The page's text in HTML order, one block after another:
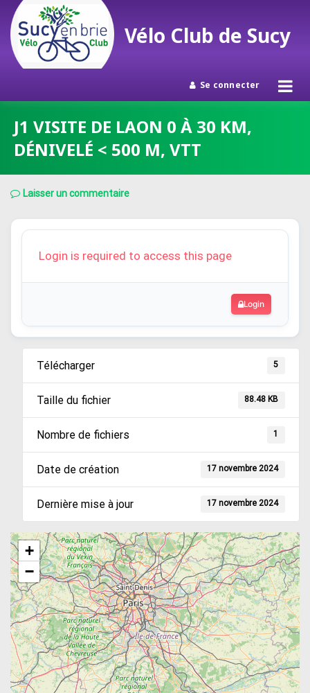
contenu
Vélo Club de Sucy
Se connecter
J1 VISITE DE LAON 0 À 30 KM,
DÉNIVELÉ < 500 M, VTT
Laisser un commentaire
Login is required to access this page
Login
Télécharger 5
Taille du fichier 88.48 KB
Nombre de fichiers 1
Date de création 17 novembre 2024
Dernière mise à jour 17 novembre 2024
+
−